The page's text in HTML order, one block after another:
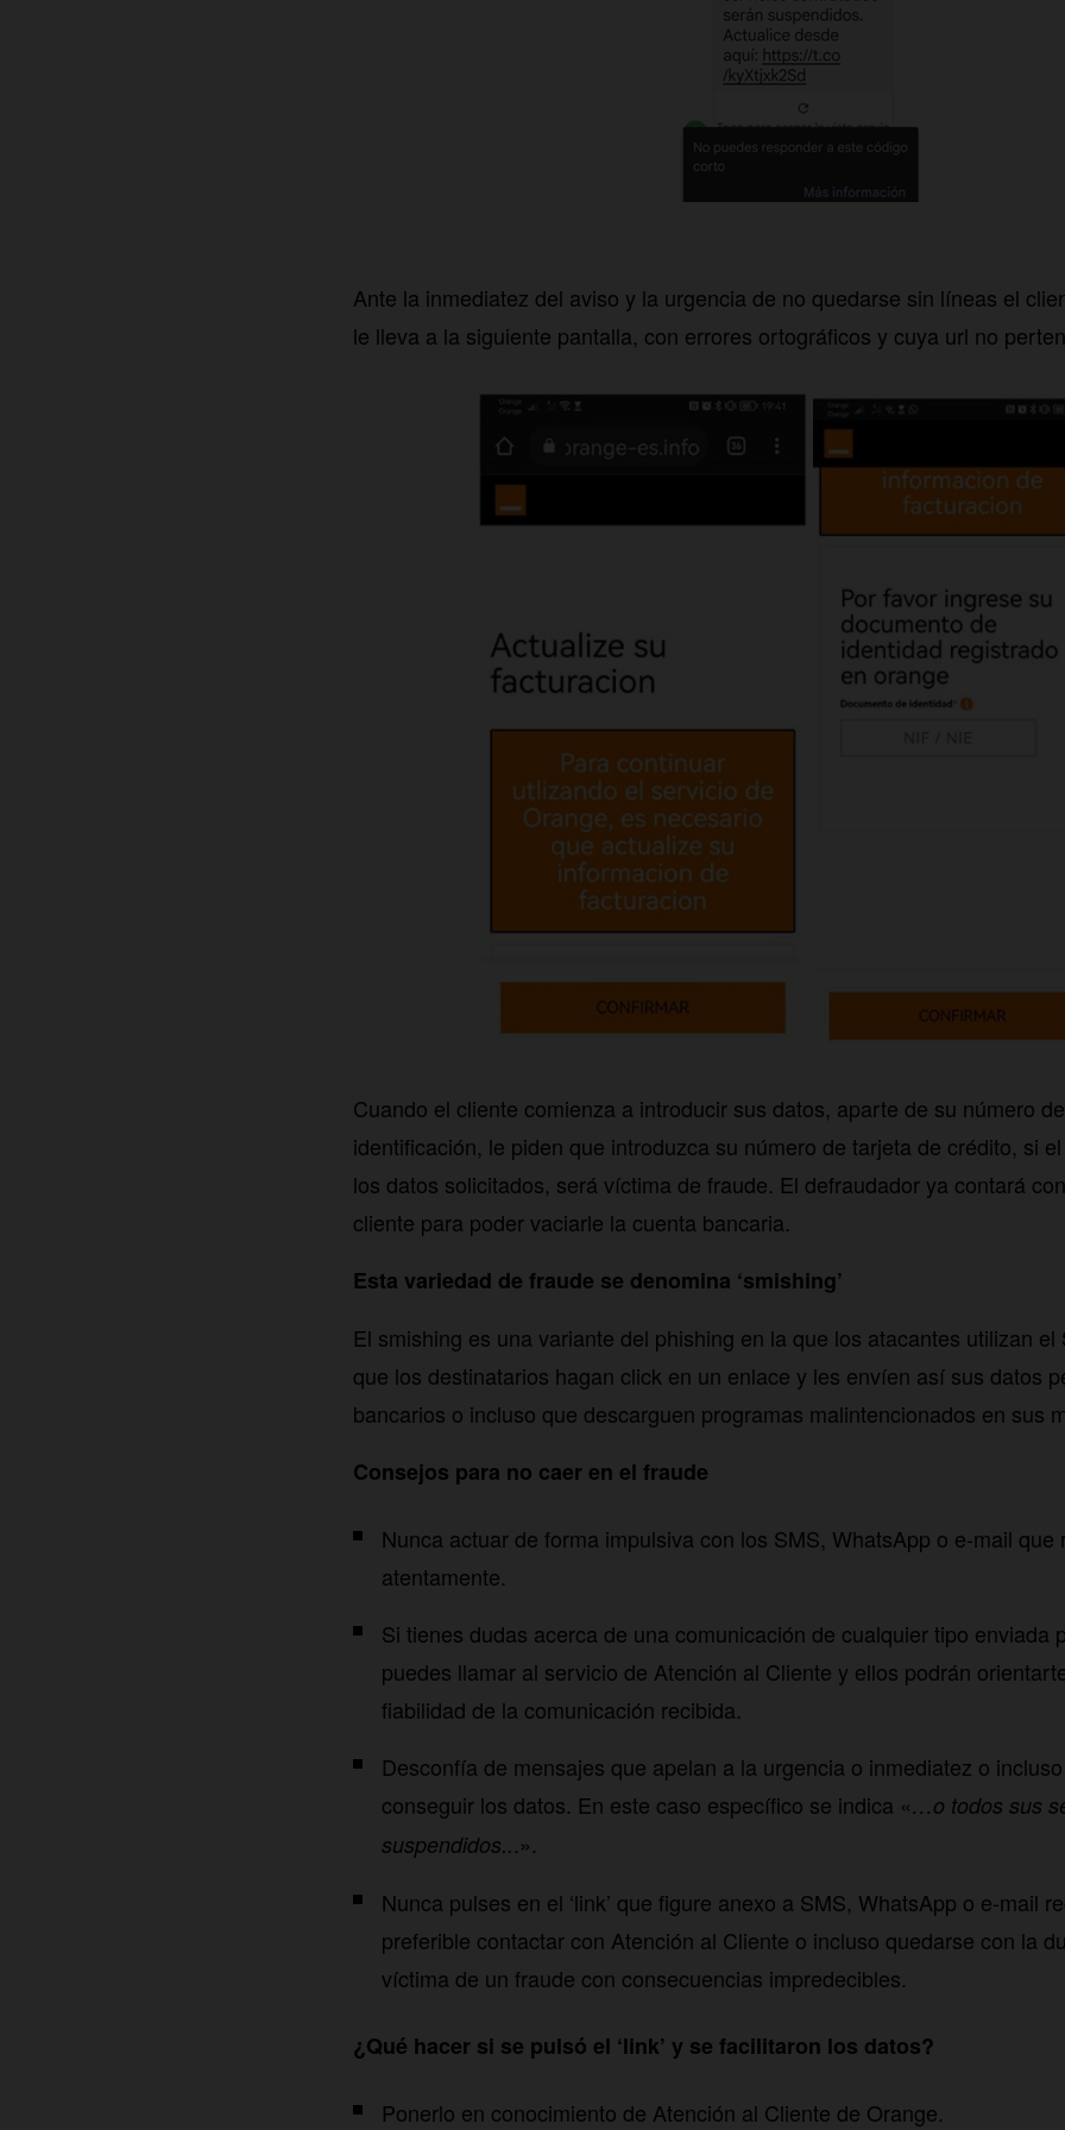
Ante la inmediatez del aviso y la urgencia de no quedarse sin líneas el
le lleva a la siguiente pantalla, con errores ortográficos y cuya url no
Cuando el cliente comienza a introducir sus datos, aparte de su número
identificación, le piden que introduzca su número de tarjeta de crédito, si
los datos solicitados, será víctima de fraude. El defraudador ya contará
cliente para poder vaciarle la cuenta bancaria.
Esta variedad de fraude se denomina ‘smishing’
El smishing es una variante del phishing en la que los atacantes utilizan
que los destinatarios hagan click en un enlace y les envíen así sus datos
bancarios o incluso que descarguen programas malintencionados en sus
Consejos para no caer en el fraude
Nunca actuar de forma impulsiva con los SMS, WhatsApp o e-mail que
atentamente.
Si tienes dudas acerca de una comunicación de cualquier tipo enviada
puedes llamar al servicio de Atención al Cliente y ellos podrán
fiabilidad de la comunicación recibida.
Desconfía de mensajes que apelan a la urgencia o inmediatez o
conseguir los datos. En este caso específico se indica «…o todos sus
suspendidos...».
Nunca pulses en el ‘link’ que figure anexo a SMS, WhatsApp o e-mail
preferible contactar con Atención al Cliente o incluso quedarse con la
víctima de un fraude con consecuencias impredecibles.
¿Qué hacer si se pulsó el ‘link’ y se facilitaron los datos?
Ponerlo en conocimiento de Atención al Cliente de Orange.